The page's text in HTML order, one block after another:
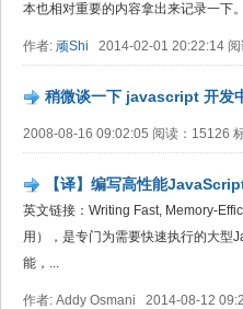
本也相对重要的内容拿出来记录一下
作者: 顽Shi 2014-02-01 20:22:14 阅
稍微谈一下 javascript 开发
2008-08-16 09:02:05 阅读：15126
【译】编写高性能
英文链接：Writing Fast, Memory-
用），是专门为需要快速执行的大型
能，...
作者: Addy Osmani 2014-08-12